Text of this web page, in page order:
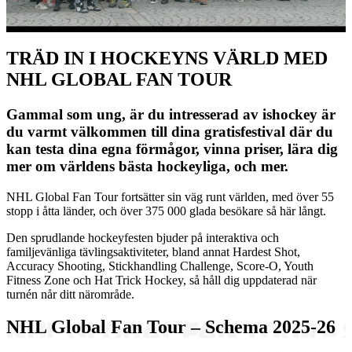
Video
TRÄD IN I HOCKEYNS VÄRLD MED
NHL GLOBAL FAN TOUR
Gammal som ung, är du intresserad av ishockey är
du varmt välkommen till dina gratisfestival där du
kan testa dina egna förmågor, vinna priser, lära dig
mer om världens bästa hockeyliga, och mer.
NHL Global Fan Tour fortsätter sin väg runt världen, med över 55
stopp i åtta länder, och över 375 000 glada besökare så här långt.
Den sprudlande hockeyfesten bjuder på interaktiva och
familjevänliga tävlingsaktiviteter, bland annat Hardest Shot,
Accuracy Shooting, Stickhandling Challenge, Score-O, Youth
Fitness Zone och Hat Trick Hockey, så håll dig uppdaterad när
turnén når ditt närområde.
NHL Global Fan Tour – Schema 2025-26